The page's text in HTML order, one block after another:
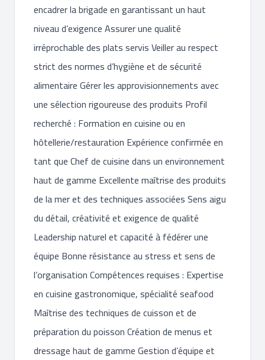
encadrer la brigade en garantissant un haut
niveau d’exigence Assurer une qualité
irréprochable des plats servis Veiller au respect
strict des normes d’hygiène et de sécurité
alimentaire Gérer les approvisionnements avec
une sélection rigoureuse des produits Profil
recherché : Formation en cuisine ou en
hôtellerie/restauration Expérience confirmée en
tant que Chef de cuisine dans un environnement
haut de gamme Excellente maîtrise des produits
de la mer et des techniques associées Sens aigu
du détail, créativité et exigence de qualité
Leadership naturel et capacité à fédérer une
équipe Bonne résistance au stress et sens de
l’organisation Compétences requises : Expertise
en cuisine gastronomique, spécialité seafood
Maîtrise des techniques de cuisson et de
préparation du poisson Création de menus et
dressage haut de gamme Gestion d’équipe et